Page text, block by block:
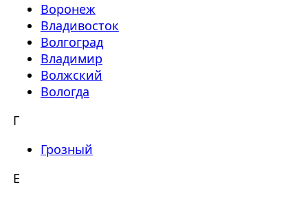
Воронеж
Владивосток
Волгоград
Владимир
Волжский
Вологда
Г
Грозный
Е